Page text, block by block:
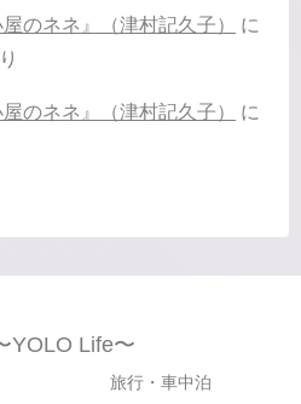
のネネ』（津村記久子）
に
のネネ』（津村記久子）
に
YOLO Life〜
旅行・車中泊